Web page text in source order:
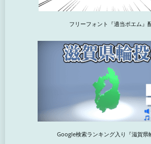
フリーフォント『適当ポエム』
Google検索ランキング入り『滋賀県